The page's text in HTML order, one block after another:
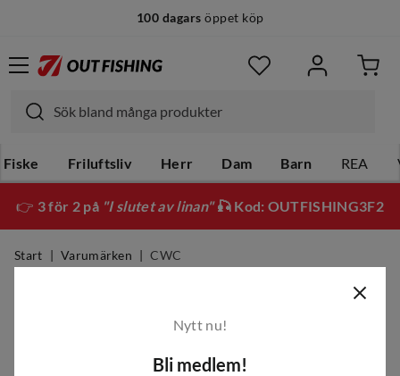
100 dagars öppet köp
Fiske Friluftsliv Herr Dam Barn REA
👉 3 för 2 på "I slutet av linan"🎣 Kod: OUTFISHING3F2
Start Varumärken CWC
Nytt nu!
Bli medlem!